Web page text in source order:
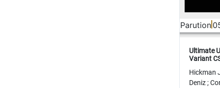
Parution
Ultimate
Variant
Hickman
Deniz;